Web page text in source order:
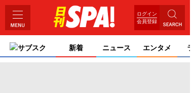
ログイン
会員登録
サブスク 新着 ニュース エンタメ